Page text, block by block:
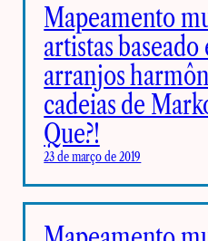
Mapeamento
artistas baseado
arranjos
cadeias de
Que?!
23 de março de 2019